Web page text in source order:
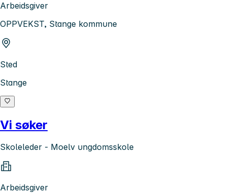
Arbeidsgiver
OPPVEKST, Stange kommune
Sted
Stange
Vi søker
Skoleleder - Moelv ungdomsskole
Arbeidsgiver